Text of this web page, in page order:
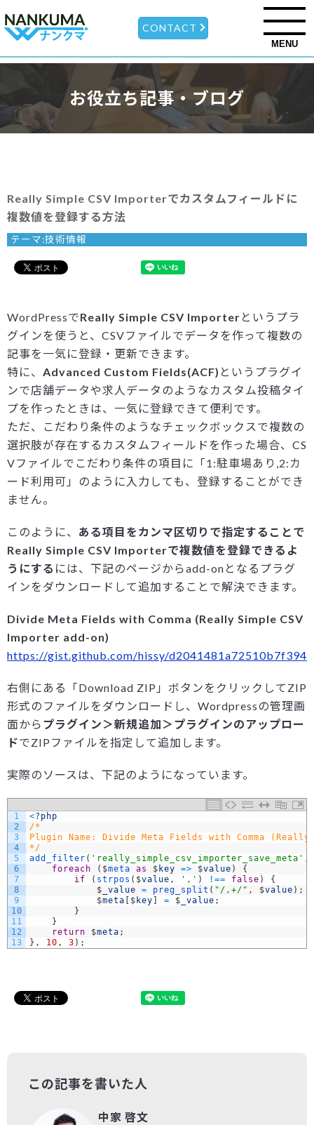
CONTACT
MENU
お役立ち記事・ブログ
Really Simple CSV Importerでカスタムフィールドに
複数値を登録する方法
テーマ:技術情報
WordPressでReally Simple CSV Importer というプラ
グインを使うと、CSVファイルでデータを作って複数の
記事を一気に登録・更新できます。
特に、 Advanced Custom Fields(ACF) というプラグイ
ンで店舗データや求人データのようなカスタム投稿タイ
プを作ったときは、一気に登録できて便利です。
ただ、こだわり条件のようなチェックボックスで複数の
選択肢が存在するカスタムフィールドを作った場合、CS
Vファイルでこだわり条件の項目に「1:駐車場あり,2:カ
ード利用可」のように入力しても、登録することができ
ません。
このように、 ある項目をカンマ区切りで指定することで
Really Simple CSV Importerで複数値を登録できるよ
うにする には、下記のページからadd-onとなるプラグ
インをダウンロードして追加することで解決できます。
Divide Meta Fields with Comma (Really Simple CSV
Importer add-on)
https://gist.github.com/hissy/d2041481a72510b7f394
右側にある「Download ZIP」ボタンをクリックしてZIP
形式のファイルをダウンロードし、Wordpressの管理画
面から プラグイン＞新規追加＞プラグインのアップロー
ドでZIPファイルを指定して追加します。
実際のソースは、下記のようになっています。
1
2
3
4
5
6
7
8
9
10
11
12
13
<? php
/*
Plugin Name: Divide Meta Fields with Comma
*/
add_filter ( 'really_simple_csv_importer_save_meta' ,
foreach
( $meta as $ key => $value )
{
if
( strpos ( $value , ',' ) !== false )
{
$ _value = preg_split ( "/,+/" , $value ) ;
$meta $ key = $ _value ;
}
}
return
$meta ;
} , 10 , 3 ) ;
この記事を書いた人
中家 啓文